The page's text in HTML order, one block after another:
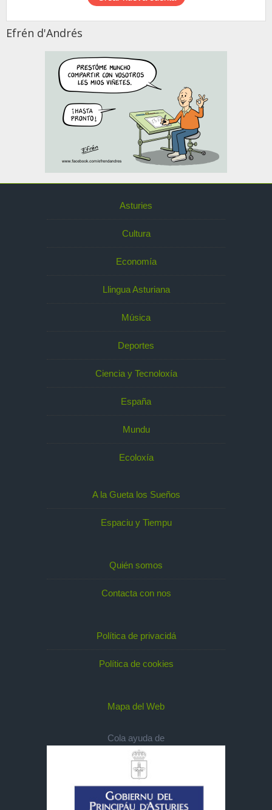
Efrén d'Andrés
Asturies
Cultura
Economía
Llingua Asturiana
Música
Deportes
Ciencia y Tecnoloxía
España
Mundu
Ecoloxía
A la Gueta los Sueños
Espaciu y Tiempu
Quién somos
Contacta con nos
Política de privacidá
Política de cookies
Mapa del Web
Cola ayuda de